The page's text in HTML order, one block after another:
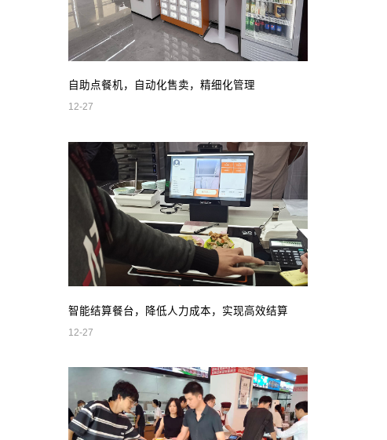
自助点餐机，自动化售卖，精细化管理
12-27
智能结算餐台，降低人力成本，实现高效结算
12-27